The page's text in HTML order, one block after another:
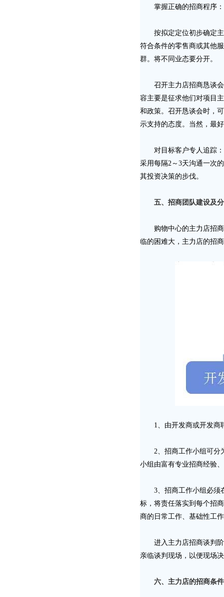
掌握正确的招商程序：
按拟定定位初步确定主
符合条件的零售商或其他
群。将不同业态要分开。
召开主力店招商恳谈会
容主要是征求他们对项目
和政策。召开恳谈会时，
示支持的态度。当然，最
对目标客户专人追踪：
采用每隔2～3天沟通一次
其投资决策的步伐。
五、招商团队建设及
购物中心的主力店招商
临的困难大，主力店的招
1、由开发商或开发商聘
2、招商工作小组可分为
小组由富有专业招商经验
3、招商工作小组必须在
标，将责任落实到每个招
商的日常工作、基础性工
进入主力店招商谈判阶
亲临谈判现场，以便现场
六、主力店的招商条